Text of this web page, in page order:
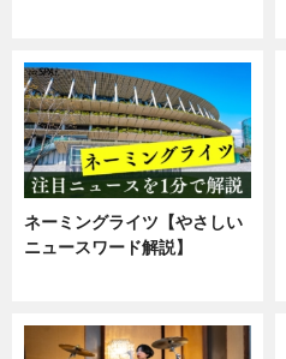
ネーミングライツ【やさしい
ニュースワード解説】